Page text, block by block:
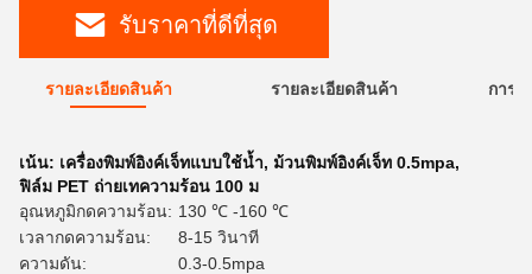
รับราคาที่ดีที่สุด
รายละเอียดสินค้า รายละเอียดสินค้า การ
เน้น: เครื่องพิมพ์อิงค์เจ็ทแบบใช้น้ำ, ม้วนพิมพ์อิงค์เจ็ท 0.5mpa,
ฟิล์ม PET ถ่ายเทความร้อน 100 ม
อุณหภูมิกดความร้อน: 130 ℃ -160 ℃
เวลากดความร้อน:
8-15 วินาที
ความดัน:
0.3-0.5mpa